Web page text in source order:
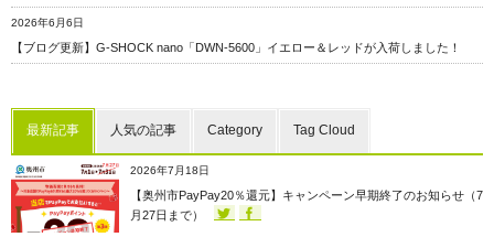
2026年6月6日
【ブログ更新】G-SHOCK nano「DWN-5600」イエロー＆レッドが入荷しました！
最新記事 人気の記事 Category Tag Cloud
2026年7月18日
【奥州市PayPay20％還元】キャンペーン早期終了のお知らせ（7
月27日まで）